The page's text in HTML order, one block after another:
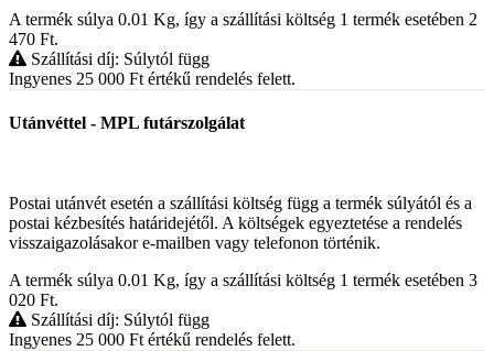
A termék súlya 0.01 Kg, így a szállítási költség 1 termék esetében 2
470 Ft.
Szállítási díj: Súlytól függ
Ingyenes 25 000 Ft értékű rendelés felett.
Utánvéttel - MPL futárszolgálat
Postai utánvét esetén a szállítási költség függ a termék súlyától és a
postai kézbesítés határidejétől. A költségek egyeztetése a rendelés
visszaigazolásakor e-mailben vagy telefonon történik.
A termék súlya 0.01 Kg, így a szállítási költség 1 termék esetében 3
020 Ft.
Szállítási díj: Súlytól függ
Ingyenes 25 000 Ft értékű rendelés felett.